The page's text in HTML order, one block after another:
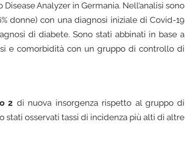
Analyzer in Germania. Nell’analisi sono
donne) con una diagnosi iniziale di Covid-19
di diabete. Sono stati abbinati in base a
e comorbidità con un gruppo di controllo di
2 di nuova insorgenza rispetto al gruppo di
stati osservati tassi di incidenza più alti di altre